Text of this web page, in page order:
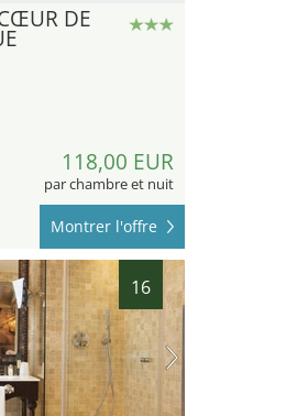
DE
118,00 EUR
par chambre et nuit
Montrer l'offre
16